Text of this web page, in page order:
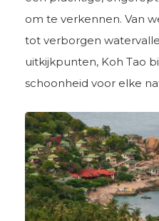
om te verkennen. Van
tot verborgen
uitkijkpunten, Koh Tao
schoonheid voor elke